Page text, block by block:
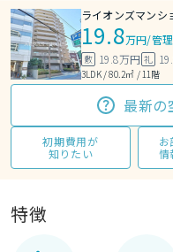
ライオンズマンシ
19.8万円/管
敷 19.8万円 礼
3LDK / 80.2㎡ / 11階
最新の
初期費用が
知りたい
情
特徴